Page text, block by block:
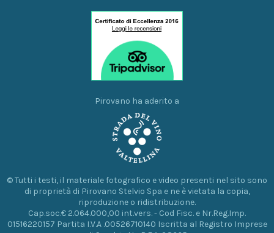
Pirovano ha aderito a
© Tutti i testi, il materiale fotografico e video presenti nel sito sono
di proprietà di Pirovano Stelvio Spa e ne è vietata la copia,
riproduzione o ridistribuzione.
Cap.soc.€ 2.064.000,00 int.vers. - Cod Fisc. e Nr.Reg.Imp.
01516220157 Partita I.V.A .00526710140 Iscritta al Registro Imprese